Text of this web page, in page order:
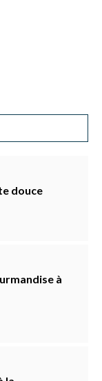
douce
à